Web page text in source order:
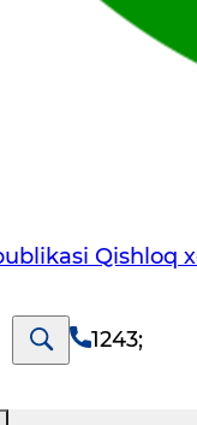
Qishloq
1243;